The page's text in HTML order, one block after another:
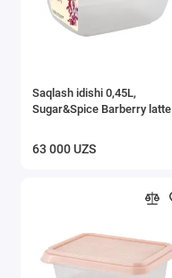
Saqlash idishi 0,45L,
Sugar&Spice Вarberry latte
63 000 UZS